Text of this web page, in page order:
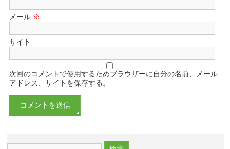
メール ※
サイト
次回のコメントで使用するためブラウザーに自分の名前、メール
アドレス、サイトを保存する。